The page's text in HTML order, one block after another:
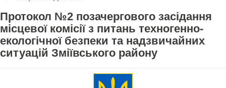
Протокол №2 позачергового засідання
місцевої комісії з питань техногенно-
екологічної безпеки та надзвичайних
ситуацій Зміївського району